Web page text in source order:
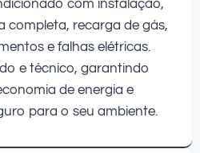
com instalação,
completa, recarga de gás,
e falhas elétricas.
e técnico, garantindo
de energia e
para o seu ambiente.